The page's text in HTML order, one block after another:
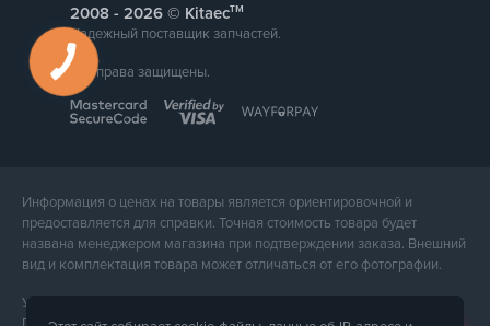
2008 - © Kitaecтм
Надежный поставщик запчастей.
Все права защищены.
Информация о ценах на товары является ориентировочной и
предоставляется для справки. Точная стоимость товара будет
названа менеджером магазина при подтверждении заказа. Внешний
вид и комплектация товара может отличаться от его фотографии.
Услуги предоставляет ФЛП Тюпа Петр Павлович, ИПН 2770105454.